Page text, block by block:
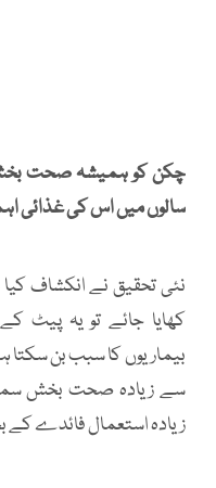
چکن کو ہمیشہ صحت بخش
سالوں میں اس کی غذائی
نئی تحقیق نے انکشاف
کھایا جائے تو یہ پیٹ
بیماریوں کا سبب بن
سے زیادہ صحت بخش
زیادہ استعمال فائدے کے